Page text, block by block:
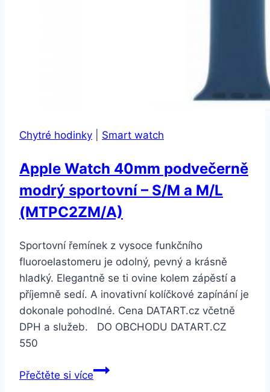
Chytré hodinky Smart watch
Apple Watch 40mm podvečerně
modrý sportovní – S/M a M/L
(MTPC2ZM/A)
Sportovní řemínek z vysoce funkčního
fluoroelastomeru je odolný, pevný a krásně
hladký. Elegantně se ti ovine kolem zápěstí a
příjemně sedí. A inovativní kolíčkové zapínání je
dokonale pohodlné. Cena DATART.cz včetně
DPH a služeb. DO OBCHODU DATART.CZ
550
Přečtěte si víceApple